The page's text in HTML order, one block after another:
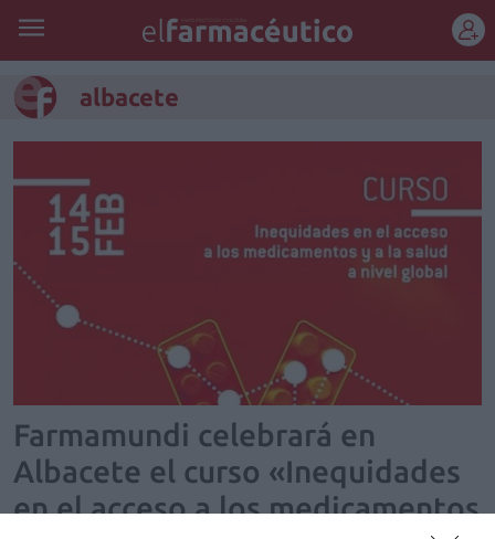
albacete
Farmamundi celebrará en
Albacete el curso «Inequidades
en el acceso a los medicamentos